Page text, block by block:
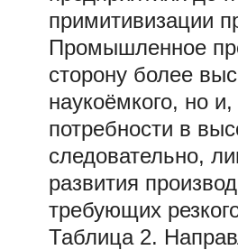
примитивизации
Промышленное
сторону более
наукоёмкого, но
потребности в
следовательно,
развития
требующих
Таблица 2.